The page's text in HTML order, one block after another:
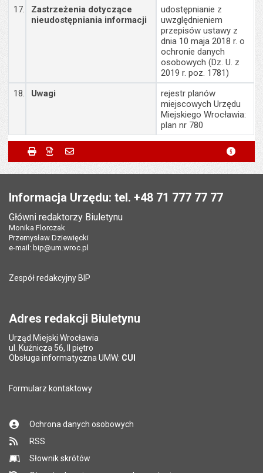
17.
Zastrzeżenia dotyczące
nieudostępniania informacji
udostępnianie z
uwzględnieniem
przepisów ustawy z
dnia 10 maja 2018 r. o
ochronie danych
osobowych (Dz. U. z
2019 r. poz. 1781)
18.
Uwagi
rejestr planów
miejscowych Urzędu
Miejskiego Wrocławia:
plan nr 780
Metryczka
Odpowiedzialny za treść:
Liczba wyświetleń:
Powiadom znajomego
Powiadom znajomego
Twoje imię i nazwisko
Twój adres e-mail Pole wymagane
Tytuł e-mailaPole wymagane
*
Adres e-mail znajomego
Pytanie antyspamowe
*
Pole wymagane
Drukuj Zapisz do PDF
Informacja Urzędu: tel. +48 71 777 77 77
Główni redaktorzy Biuletynu
Monika Florczak
Przemysław Dziewięcki
e-mail: bip@um.wroc.pl
Zespół redakcyjny BIP
Adres redakcji Biuletynu
Urząd Miejski Wrocławia
ul. Kuźnicza 56, II piętro
Obsługa informatyczna UMW: CUI
Formularz kontaktowy
Ochrona danych osobowych
RSS
Słownik skrótów